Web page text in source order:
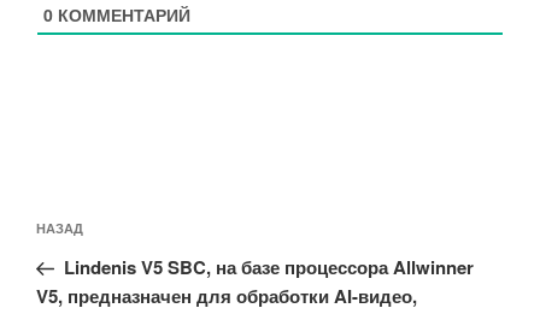
0 КОММЕНТАРИЙ
по
записям
Предыдущая
запись:
НАЗАД
Lindenis V5 SBC, на базе процессора Allwinner
V5, предназначен для обработки AI-видео,